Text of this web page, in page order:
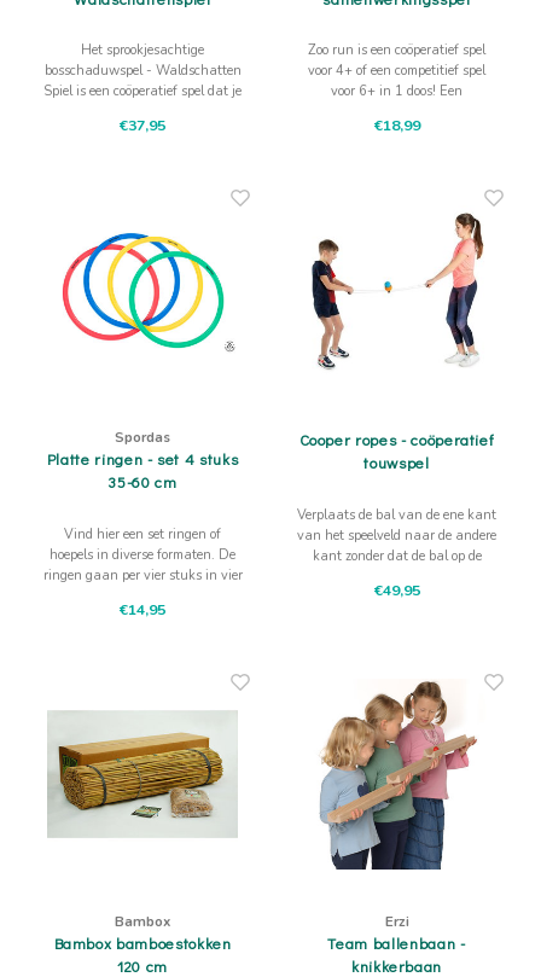
Het sprookjesachtige
bosschaduwspel - Waldschatten
Spiel is een coöperatief spel dat je
de spelbeleving heel erg bijzonder!
€37,95
Zoo run is een coöperatief spel
voor 4+ of een competitief spel
voor 6+ in 1 doos! Een
lange tijd!
€18,99
Spordas
Platte ringen - set 4 stuks
35-60 cm
Vind hier een set ringen of
hoepels in diverse formaten. De
ringen gaan per vier stuks in vier
formaten te kiezen.
€14,95
Cooper ropes - coöperatief
touwspel
Verplaats de bal van de ene kant
van het speelveld naar de andere
kant zonder dat de bal op de
€49,95
Bambox
Bambox bamboestokken
120 cm
Erzi
Team ballenbaan -
knikkerbaan